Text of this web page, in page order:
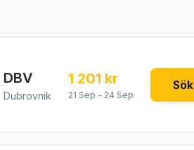
DBV
Dubrovnik
1 201 kr
21 Sep - 24 Sep
Sök